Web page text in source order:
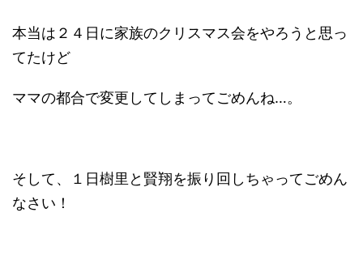
本当は２４日に家族のクリスマス会をやろうと思っ
てたけど
ママの都合で変更してしまってごめんね…。
そして、１日樹里と賢翔を振り回しちゃってごめん
なさい！